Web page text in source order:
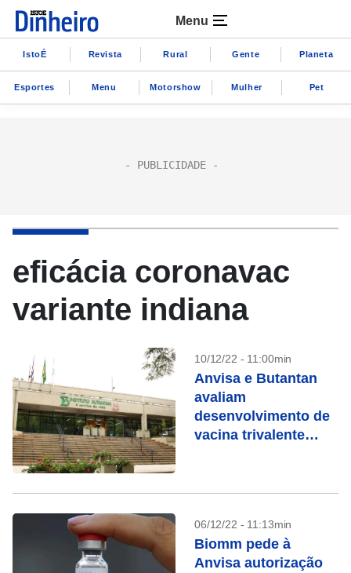
Menu
IstoÉ Revista Rural Gente Planeta
Esportes Menu Motorshow Mulher Pet
eficácia coronavac
variante indiana
10/12/22 - 11:00min
Anvisa e Butantan
avaliam
desenvolvimento de
vacina trivalente
06/12/22 - 11:13min
Biomm pede à
Anvisa autorização